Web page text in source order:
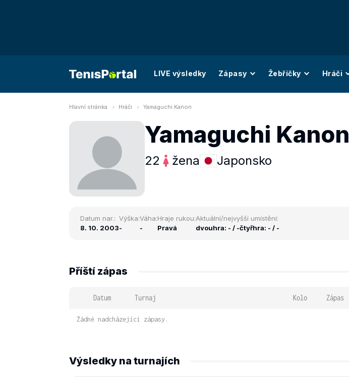
LIVE výsledky Zápasy Žebříčky Hráči
Hlavní stránka Hráči Yamaguchi Kanon
Yamaguchi Kanon
22 žena Japonsko
Datum nar.:
8. 10. 2003
Výška:
-
Váha:
-
Hraje rukou:
Pravá
Aktuální/nejvyšší umístění:
dvouhra: - / -čtyřhra: - / -
Příští zápas
Datum Turnaj Kolo Zápas
Žádné nadcházející zápasy.
Výsledky na turnajích